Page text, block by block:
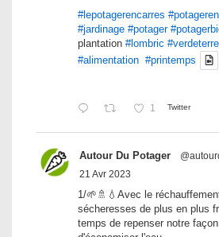
#lepotagerencarres
#jardinage #potager
plantation #lombric #verdeterre
#alimentation #printemps
1 Twitter
Autour Du Potager
21 Avr 2023
1/🌱🚿💧Avec le
sécheresses de plus en plus
temps de repenser notre